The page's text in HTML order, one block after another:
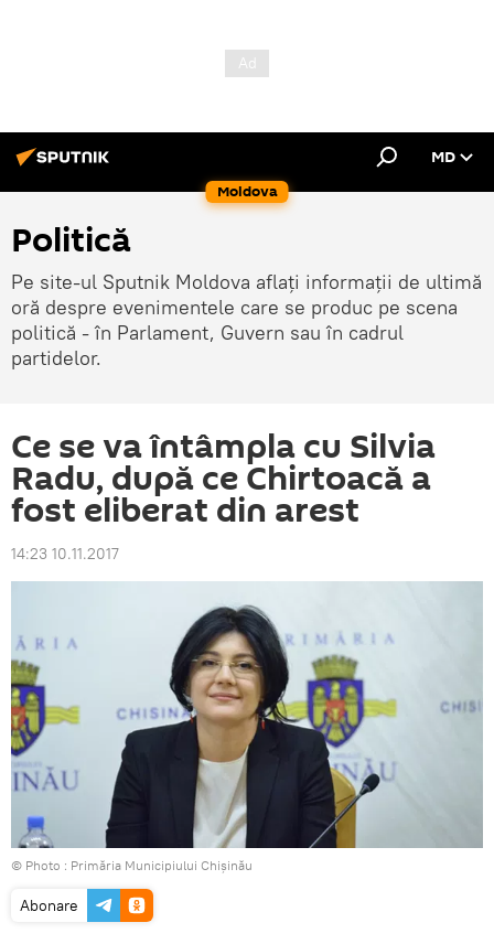
Moldova
MD
Politică
Pe site-ul Sputnik Moldova aflați informații de ultimă
oră despre evenimentele care se produc pe scena
politică - în Parlament, Guvern sau în cadrul
partidelor.
Ce se va întâmpla cu Silvia
Radu, după ce Chirtoacă a
fost eliberat din arest
14:23 10.11.2017
© Photo : Primăria Municipiului Chişinău
Abonare